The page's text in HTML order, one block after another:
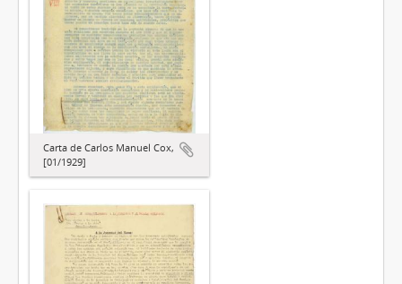
Carta de Carlos Manuel Cox,
[01/1929]